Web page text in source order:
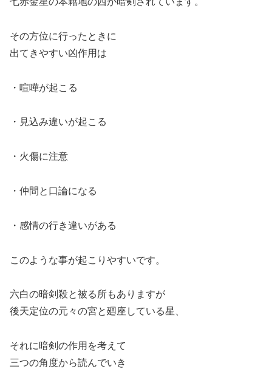
その方位に行ったときに
出てきやすい凶作用は
・喧嘩が起こる
・見込み違いが起こる
・火傷に注意
・仲間と口論になる
・感情の行き違いがある
このような事が起こりやすいです。
六白の暗剣殺と被る所もありますが
後天定位の元々の宮と廻座している星、
それに暗剣の作用を考えて
三つの角度から読んでいき